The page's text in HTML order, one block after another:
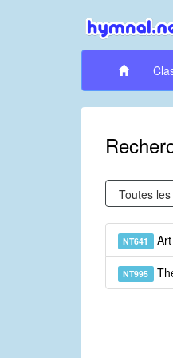
NT641 Art
NT995